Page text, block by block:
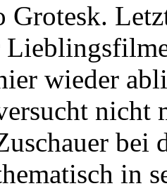
Grotesk.
wieder
nicht
bei
in